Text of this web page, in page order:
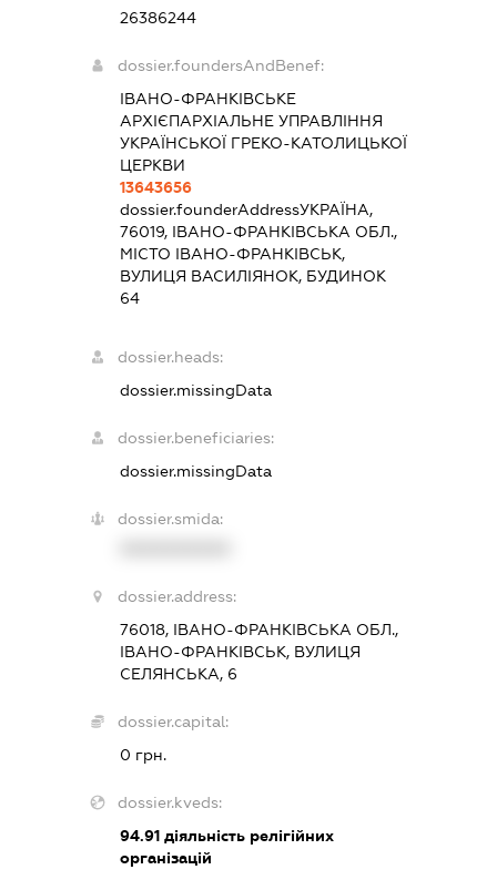
26386244
dossier.foundersAndBenef:
ІВАНО-ФРАНКІВСЬКЕ
АРХІЄПАРХІАЛЬНЕ УПРАВЛІННЯ
УКРАЇНСЬКОЇ ГРЕКО-КАТОЛИЦЬКОЇ
ЦЕРКВИ
13643656
dossier.founderAddressУКРАЇНА,
76019, ІВАНО-ФРАНКІВСЬКА ОБЛ.,
МІСТО ІВАНО-ФРАНКІВСЬК,
ВУЛИЦЯ ВАСИЛІЯНОК, БУДИНОК
64
dossier.heads:
dossier.missingData
dossier.beneficiaries:
dossier.missingData
dossier.smida:
dossier.address:
76018, ІВАНО-ФРАНКІВСЬКА ОБЛ.,
ІВАНО-ФРАНКІВСЬК, ВУЛИЦЯ
СЕЛЯНСЬКА, 6
dossier.capital:
0 грн.
dossier.kveds:
94.91 діяльність релігійних
організацій